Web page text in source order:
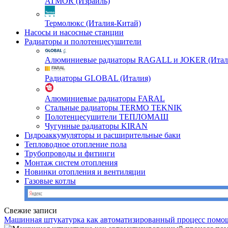
Термолюкс (Италия-Китай)
Насосы и насосные станции
Радиаторы и полотенцесушители
Алюминиевые радиаторы RAGALL и JOKER
Радиаторы GLOBAL (Италия)
Алюминиевые радиаторы FARAL
Стальные радиаторы TERMO TEKNIK
Полотенцесушители ТЕПЛОМАШ
Чугунные радиаторы KIRAN
Гидроаккумуляторы и расширительные баки
Тепловодное отопление пола
Трубопроводы и фитинги
Монтаж систем отопления
Новинки отопления и вентиляции
Газовые котлы
Свежие записи
Машинная штукатурка как автоматизированный процесс